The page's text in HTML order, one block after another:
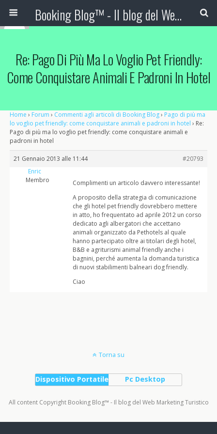
Booking Blog™ - Il blog del Web Marketing Turistico
Re: Pago Di Più Ma Lo Voglio Pet Friendly:
Come Conquistare Animali E Padroni In Hotel
Home › Forum › Commenti agli articoli di Booking Blog› Pago di più ma
lo voglio pet friendly: come conquistare animali e padroni in hotel › Re:
Pago di più ma lo voglio pet friendly: come conquistare animali e
padroni in hotel
21 Gennaio 2013 alle 11:44
#20793
Enric
Membro
Complimenti un articolo davvero interessante!
A proposito della strategia di comunicazione
che gli hotel pet friendly dovrebbero mettere
in atto, ho frequentato ad aprile 2012 un corso
dedicato agli albergatori che accettano
animali organizzato da Pethotels al quale
hanno partecipato oltre ai titolari degli hotel,
B&B e agriturismi animal friendly anche i
bagnini, perché aumenta la domanda turistica
di nuovi stabilimenti balneari dog friendly.
Ciao
Torna su
Dispositivo Portatile Pc Desktop
All content Copyright Booking Blog™ - Il blog del Web Marketing Turistico